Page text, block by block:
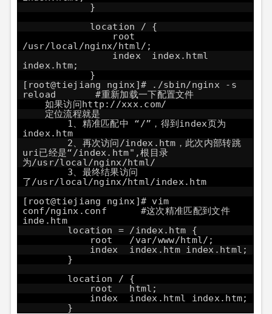
}
location / {
root
/usr/local/nginx/html/;
index index.html
index.htm;
}
[root@tiejiang nginx]# ./sbin/nginx -s
reload #重新加载一下配置文件
如果访问http://xxx.com/
定位流程就是
1、精准匹配中 “/”，得到index页为
index.htm
2、再次访问/index.htm，此次内部转跳
uri已经是“/index.htm",根目录
为/usr/local/nginx/html/
3、最终结果访问
了/usr/local/nginx/html/index.htm
[root@tiejiang nginx]# vim
conf/nginx.conf #这次精准匹配到文件
inde.htm
location = /index.htm {
root /var/www/html/;
index index.htm index.html;
}
location / {
root html;
index index.html index.htm;
}